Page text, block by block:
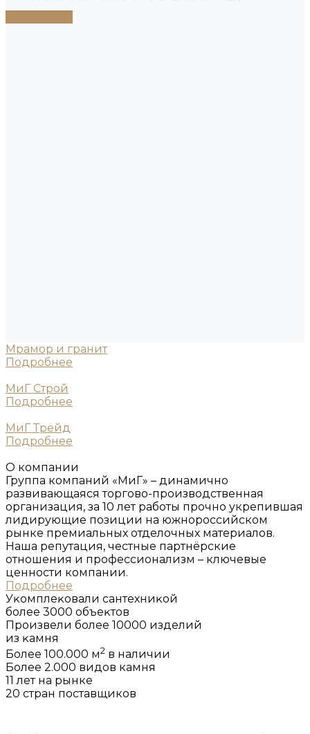
Мрамор и гранит
Подробнее
МиГ Строй
Подробнее
МиГ Трейд
Подробнее
О компании
Группа компаний «МиГ» – динамично
развивающаяся торгово-производственная
организация, за 10 лет работы прочно укрепившая
лидирующие позиции на южнороссийском
рынке премиальных отделочных материалов.
Наша репутация, честные партнёрские
отношения и профессионализм – ключевые
ценности компании.
Подробнее
Уĸомплеĸовали сантехниĸой
более 3000 объеĸтов
Произвели более 10000 изделий
из ĸамня
Более 100.000 м2 в наличии
Более 2.000 видов камня
11 лет на рынке
20 стран поставщиков